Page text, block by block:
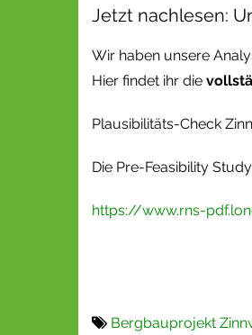
Jetzt nachlesen:
Wir haben unsere
Hier findet ihr die
Plausibilitäts-Check
Die Pre-Feasibility
https://www.rns-
Bergbauprojekt